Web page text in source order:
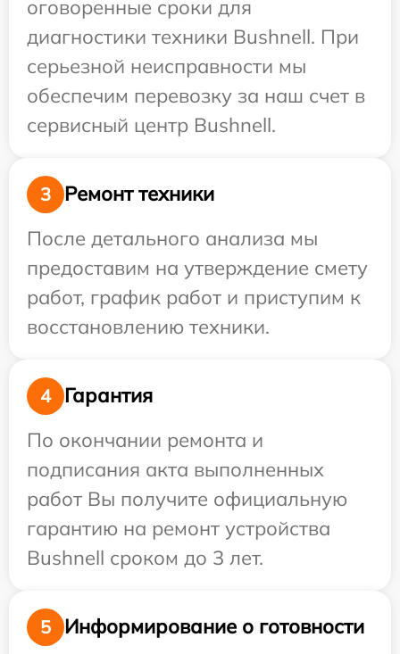
оговоренные сроки для
диагностики техники Bushnell. При
серьезной неисправности мы
обеспечим перевозку за наш счет в
сервисный центр Bushnell.
3
Ремонт техники
После детального анализа мы
предоставим на утверждение смету
работ, график работ и приступим к
восстановлению техники.
4
Гарантия
По окончании ремонта и
подписания акта выполненных
работ Вы получите официальную
гарантию на ремонт устройства
Bushnell сроком до 3 лет.
5
Информирование о готовности